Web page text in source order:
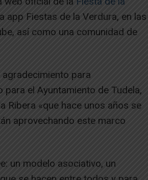
app Fiestas de la Verdura, en las
así como una comunidad de
para
el Ayuntamiento de Tudela,
Ribera «que hace unos años se
aprovechando este marco
un modelo asociativo, un